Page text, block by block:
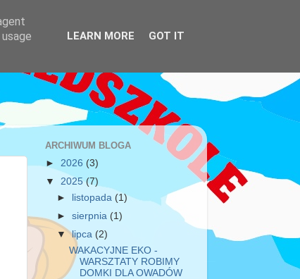
ARCHIWUM BLOGA
► 2026 (3)
▼ 2025(7)
►
listopada (1)
►sierpnia (1)
▼lipca (2)
WAKACYJNE EKO -
WARSZTATY ROBIMY
DOMKI DLA OWADÓW
LEARN MORE GOT IT